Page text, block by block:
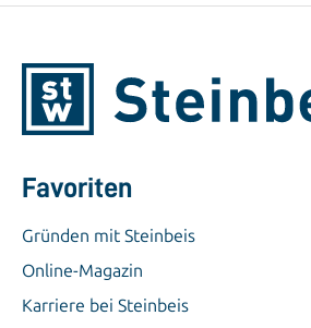
Favoriten
Gründen mit Steinbeis
Online-Magazin
Karriere bei Steinbeis